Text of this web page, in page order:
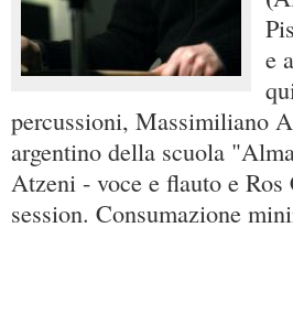
e
percussioni, Massimiliano
argentino della scuola
Atzeni - voce e flauto e
session. Consumazione